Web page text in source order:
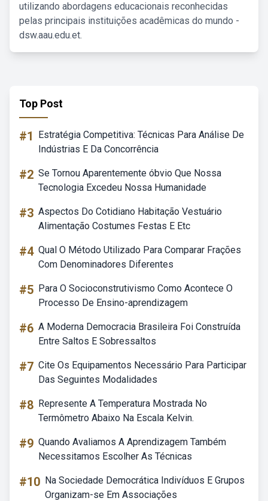
utilizando abordagens educacionais reconhecidas
pelas principais instituições acadêmicas do mundo -
dsw.aau.edu.et.
Top Post
#1
Estratégia Competitiva: Técnicas Para Análise De
Indústrias E Da Concorrência
#2 Se Tornou Aparentemente óbvio Que Nossa
Tecnologia Excedeu Nossa Humanidade
#3 Aspectos Do Cotidiano Habitação Vestuário
Alimentação Costumes Festas E Etc
#4 Qual O Método Utilizado Para Comparar Frações
Com Denominadores Diferentes
#5 Para O Socioconstrutivismo Como Acontece O
Processo De Ensino-aprendizagem
#6 A Moderna Democracia Brasileira Foi Construída
Entre Saltos E Sobressaltos
#7 Cite Os Equipamentos Necessário Para Participar
Das Seguintes Modalidades
#8 Represente A Temperatura Mostrada No
Termômetro Abaixo Na Escala Kelvin.
#9 Quando Avaliamos A Aprendizagem Também
Necessitamos Escolher As Técnicas
#10 Na Sociedade Democrática Indivíduos E Grupos
Organizam-se Em Associações